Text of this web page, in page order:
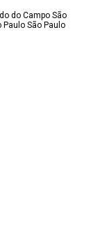
do Campo São
Paulo São Paulo